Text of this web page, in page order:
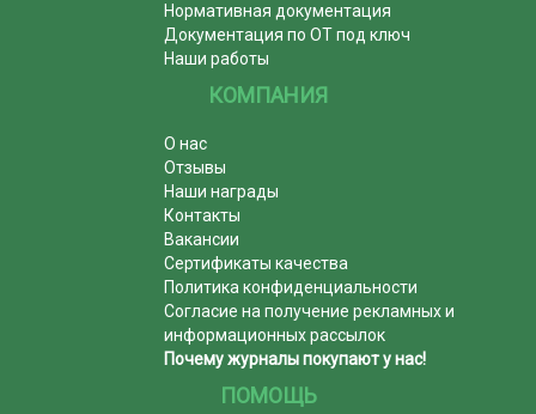
Нормативная документация
Документация по ОТ под ключ
Наши работы
КОМПАНИЯ
О нас
Отзывы
Наши награды
Контакты
Вакансии
Сертификаты качества
Политика конфиденциальности
Согласие на получение рекламных и
информационных рассылок
Почему журналы покупают у нас!
ПОМОЩЬ